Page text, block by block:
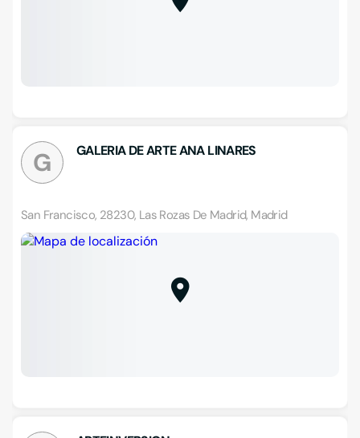
G GALERIA DE ARTE ANA LINARES
San Francisco, 28230, Las Rozas De Madrid, Madrid